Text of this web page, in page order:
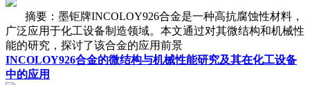
摘要：墨钜牌INCOLOY926合金是一种高抗腐蚀性材料，
广泛应用于化工设备制造领域。本文通过对其微结构和机械性
能的研究，探讨了该合金的应用前景
INCOLOY926合金的微结构与机械性能研究及其在化工设备
中的应用